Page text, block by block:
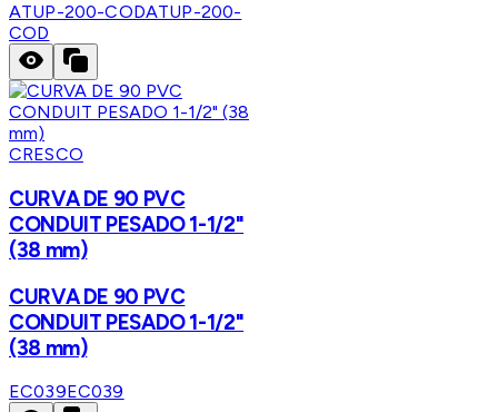
ATUP-200-CODATUP-200-
COD
CRESCO
CURVA DE 90 PVC
CONDUIT PESADO 1-1/2"
(38 mm)
CURVA DE 90 PVC
CONDUIT PESADO 1-1/2"
(38 mm)
EC039EC039